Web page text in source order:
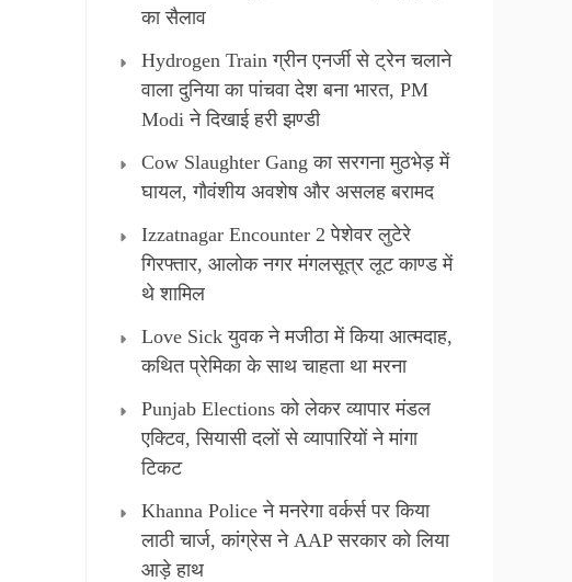
का सैलाव
Hydrogen Train ग्रीन एनर्जी से ट्रेन चलाने
वाला दुनिया का पांचवा देश बना भारत, PM
Modi ने दिखाई हरी झण्डी
Cow Slaughter Gang का सरगना मुठभेड़ में
घायल, गौवंशीय अवशेष और असलह बरामद
Izzatnagar Encounter 2 पेशेवर लुटेरे
गिरफ्तार, आलोक नगर मंगलसूत्र लूट काण्‍ड में
थे शामिल
Love Sick युवक ने मजीठा में किया आत्मदाह,
कथित प्रेमिका के साथ चाहता था मरना
Punjab Elections को लेकर व्यापार मंडल
एक्टिव, सियासी दलों से व्यापारियों ने मांगा
टिकट
Khanna Police ने मनरेगा वर्कर्स पर किया
लाठी चार्ज, कांग्रेस ने AAP सरकार को लिया
आड़े हाथ